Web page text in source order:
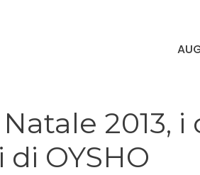
2013,
OYSHO